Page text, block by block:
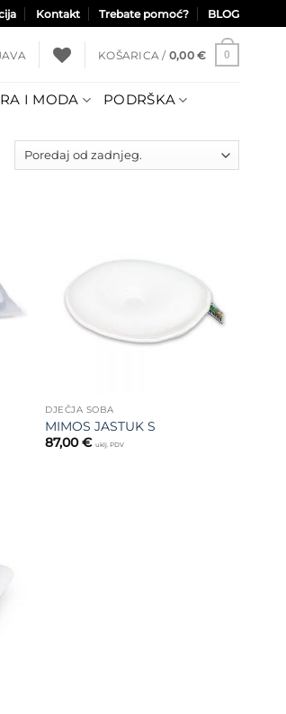
Kontakt Trebate pomoć? BLOG
KOŠARICA / 0,00 € 0
I MODA PODRŠKA
Poredano
želja
DJEČJA SOBA
MIMOS JASTUK S
87,00€ uklj. PDV